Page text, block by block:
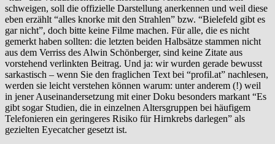
schweigen, soll die offizielle Darstellung anerkennen und weil diese
eben erzählt “alles knorke mit den Strahlen” bzw. “Bielefeld gibt es
gar nicht”, doch bitte keine Filme machen. Für alle, die es nicht
gemerkt haben sollten: die letzten beiden Halbsätze stammen nicht
aus dem Verriss des Alwin Schönberger, sind keine Zitate aus
vorstehend verlinkten Beitrag. Und ja: wir wurden gerade bewusst
sarkastisch – wenn Sie den fraglichen Text bei “profil.at” nachlesen,
werden sie leicht verstehen können warum: unter anderem (!) weil
in jener Auseinandersetzung mit einer Doku besonders markant “Es
gibt sogar Studien, die in einzelnen Altersgruppen bei häufigem
Telefonieren ein geringeres Risiko für Hirnkrebs darlegen” als
gezielten Eyecatcher gesetzt ist.